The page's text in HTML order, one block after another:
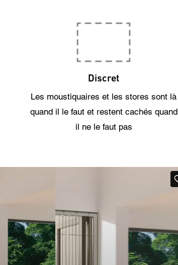
Discret
Les moustiquaires et les stores sont là
quand il le faut et restent cachés quand
il ne le faut pas